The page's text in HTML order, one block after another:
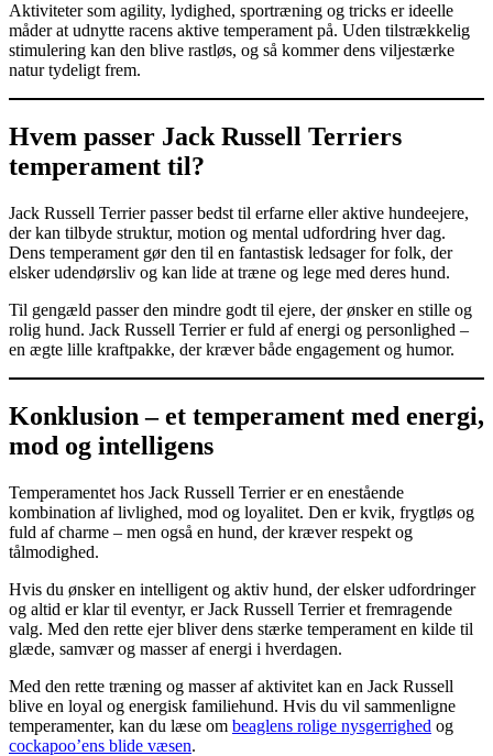
Aktiviteter som agility, lydighed, sportræning og tricks er ideelle
måder at udnytte racens aktive temperament på. Uden tilstrækkelig
stimulering kan den blive rastløs, og så kommer dens viljestærke
natur tydeligt frem.
Hvem passer Jack Russell Terriers
temperament til?
Jack Russell Terrier passer bedst til erfarne eller aktive hundeejere,
der kan tilbyde struktur, motion og mental udfordring hver dag.
Dens temperament gør den til en fantastisk ledsager for folk, der
elsker udendørsliv og kan lide at træne og lege med deres hund.
Til gengæld passer den mindre godt til ejere, der ønsker en stille og
rolig hund. Jack Russell Terrier er fuld af energi og personlighed –
en ægte lille kraftpakke, der kræver både engagement og humor.
Konklusion – et temperament med energi,
mod og intelligens
Temperamentet hos Jack Russell Terrier er en enestående
kombination af livlighed, mod og loyalitet. Den er kvik, frygtløs og
fuld af charme – men også en hund, der kræver respekt og
tålmodighed.
Hvis du ønsker en intelligent og aktiv hund, der elsker udfordringer
og altid er klar til eventyr, er Jack Russell Terrier et fremragende
valg. Med den rette ejer bliver dens stærke temperament en kilde til
glæde, samvær og masser af energi i hverdagen.
Med den rette træning og masser af aktivitet kan en Jack Russell
blive en loyal og energisk familiehund. Hvis du vil sammenligne
temperamenter, kan du læse om beaglens rolige nysgerrighed og
cockapoo’ens blide væsen.